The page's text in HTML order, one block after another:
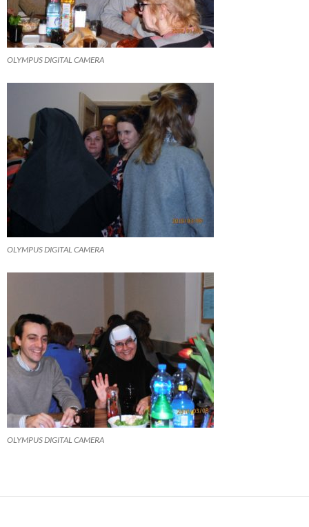
OLYMPUS DIGITAL CAMERA
OLYMPUS DIGITAL CAMERA
OLYMPUS DIGITAL CAMERA